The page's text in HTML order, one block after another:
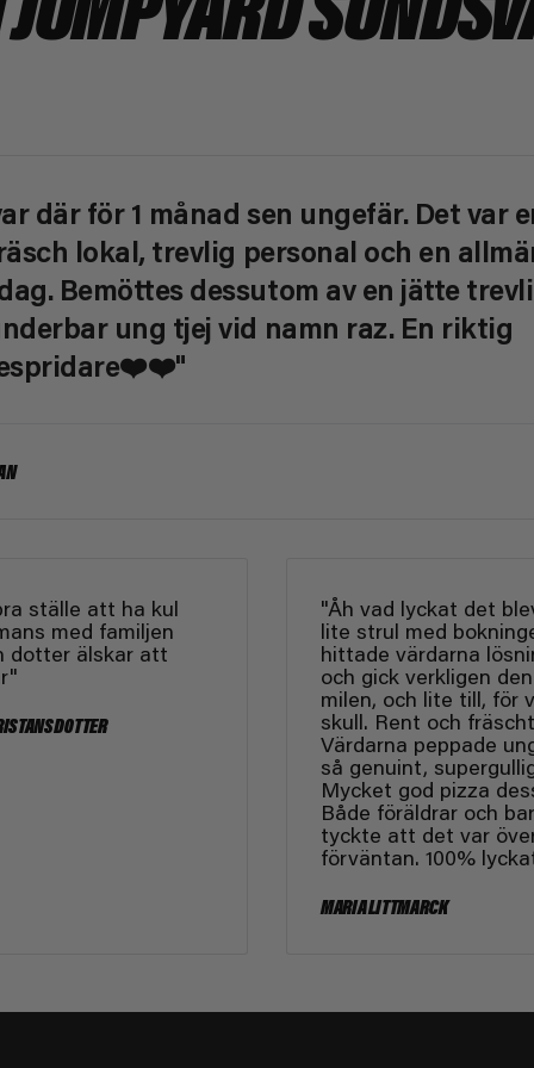
där för 1 månad sen ungefär. Det var
lokal, trevlig personal och en
Bemöttes dessutom av en jätte
ung tjej vid namn raz. En riktig
ställe att ha kul
med familjen
dotter älskar att
"Åh vad lyckat det
lite strul med
hittade värdarna
och gick verkligen
milen, och lite till, för
skull. Rent och
Värdarna peppade
så genuint,
Mycket god pizza
Både föräldrar och
tyckte att det var
förväntan. 100%
MARIA LITTMARCK